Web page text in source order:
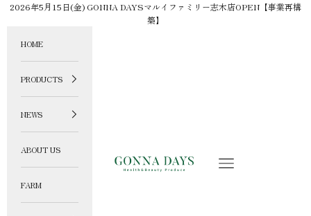
コンテンツへスキップ
2026年5月15日(金) GONNA DAYSマルイファミリー志木店OPEN【事業再構
築】
GONNA DAYS ONLINE STORE メニュー
HOME
PRODUCTS
NEWS
ABOUT US
FARM